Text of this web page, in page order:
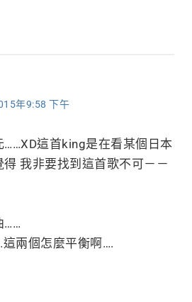
年9:58 下午
……XD這首king是在看某個日本
我非要找到這首歌不可－－
……
兩個怎麼平衡啊….